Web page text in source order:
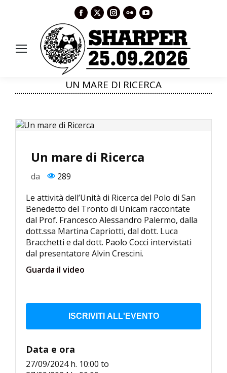
Facebook
opens
in
new
X
opens
in
new
Instagram
opens
in
new
Flickr
opens
in
new
YouTube
opens
in
new
UN MARE DI RICERCA
Un mare di Ricerca
da
289
Le attività dell’Unità di Ricerca del Polo di San
Benedetto del Tronto di Unicam raccontate
dal Prof. Francesco Alessandro Palermo, dalla
dott.ssa Martina Capriotti, dal dott. Luca
Bracchetti e dal dott. Paolo Cocci intervistati
dal presentatore Alvin Crescini.
Guarda il video
ISCRIVITI ALL'EVENTO
Data e ora
27/09/2024 h. 10:00 to